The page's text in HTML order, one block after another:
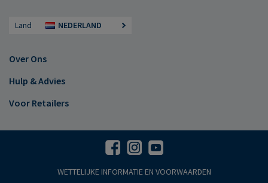
Land NEDERLAND
Over Ons
Hulp & Advies
Voor Retailers
WETTELIJKE INFORMATIE EN VOORWAARDEN